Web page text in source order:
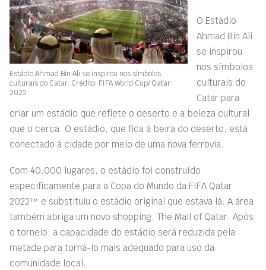
Estádio Ahmad Bin Ali se inspirou nos símbolos
culturais do Catar. Crédito: FIFA World Cup/ Qatar
2022
O Estádio
Ahmad Bin Ali
se inspirou
nos símbolos
culturais do
Catar para
criar um estádio que reflete o deserto e a beleza cultural
que o cerca. O estádio, que fica à beira do deserto, está
conectado à cidade por meio de uma nova ferrovia.
Com 40.000 lugares, o estádio foi construído
especificamente para a Copa do Mundo da FIFA Qatar
2022™ e substituiu o estádio original que estava lá. A área
também abriga um novo shopping, The Mall of Qatar. Após
o torneio, a capacidade do estádio será reduzida pela
metade para torná-lo mais adequado para uso da
comunidade local.